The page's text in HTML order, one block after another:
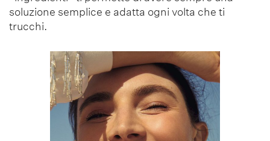
soluzione semplice e adatta ogni volta che ti
trucchi.